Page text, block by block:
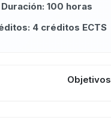
Duración: 100 horas
4 créditos ECTS
Objetivos